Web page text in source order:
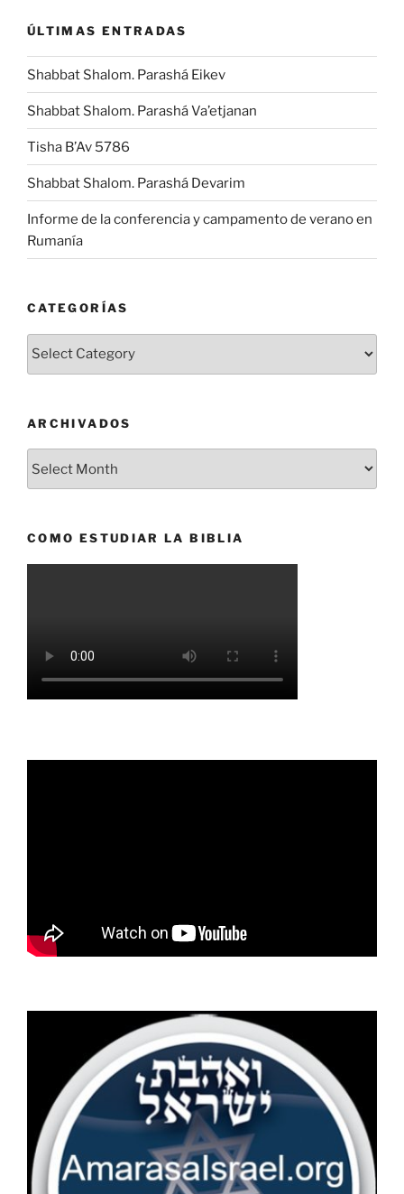
ÚLTIMAS ENTRADAS
Shabbat Shalom. Parashá Eikev
Shabbat Shalom. Parashá Va’etjanan
Tisha B’Av 5786
Shabbat Shalom. Parashá Devarim
Informe de la conferencia y campamento de verano en
Rumanía
CATEGORÍAS
Categorías
ARCHIVADOS
COMO ESTUDIAR LA BIBLIA